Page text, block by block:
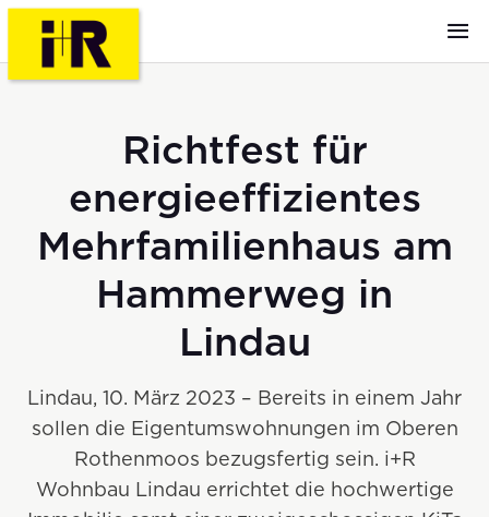
Richtfest für
energieeffizientes
Mehrfamilienhaus am
Hammerweg in
Lindau
Lindau, 10. März 2023 – Bereits in einem Jahr
sollen die Eigentumswohnungen im Oberen
Rothenmoos bezugsfertig sein. i+R
Wohnbau Lindau errichtet die hochwertige